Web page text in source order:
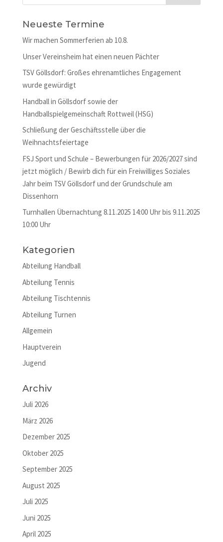
Neueste Termine
Wir machen Sommerferien ab 10.8.
Unser Vereinsheim hat einen neuen Pächter
TSV Göllsdorf: Großes ehrenamtliches Engagement
wurde gewürdigt
Handball in Göllsdorf sowie der
Handballspielgemeinschaft Rottweil (HSG)
Schließung der Geschäftsstelle über die
Weihnachtsfeiertage
FSJ Sport und Schule – Bewerbungen für 2026/2027 sind
jetzt möglich / Bewirb dich für ein Freiwilliges Soziales
Jahr beim TSV Göllsdorf und der Grundschule am
Dissenhorn
Turnhallen Übernachtung 8.11.2025 14:00 Uhr bis 9.11.2025
10:00 Uhr
Kategorien
Abteilung Handball
Abteilung Tennis
Abteilung Tischtennis
Abteilung Turnen
Allgemein
Hauptverein
Jugend
Archiv
Juli 2026
März 2026
Dezember 2025
Oktober 2025
September 2025
August 2025
Juli 2025
Juni 2025
April 2025